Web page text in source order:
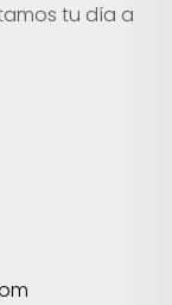
tu día a